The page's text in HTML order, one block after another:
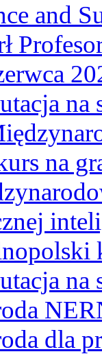
and
na
na
dla